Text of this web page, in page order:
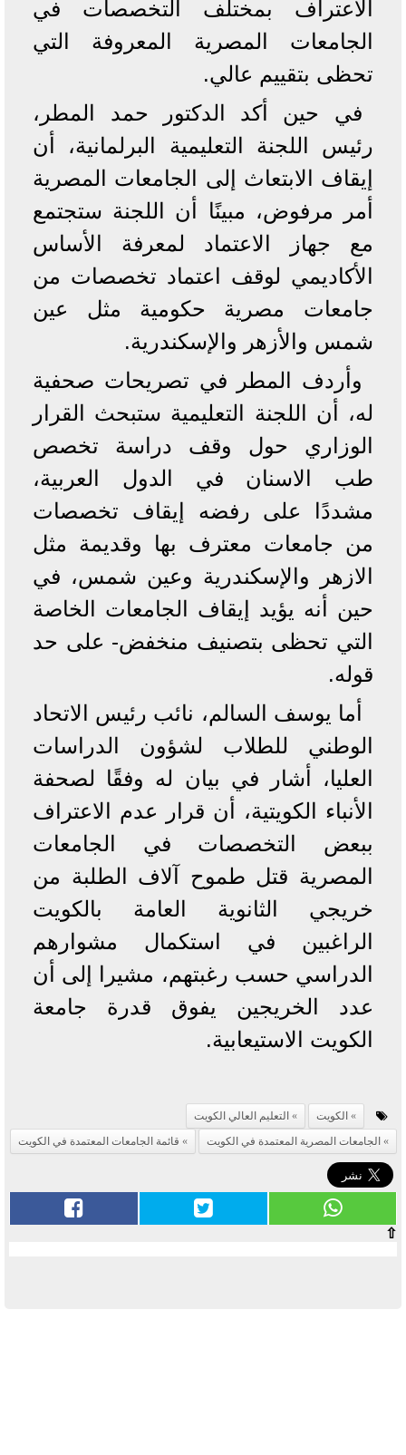
الاعتراف بمختلف التخصصات في
الجامعات المصرية المعروفة التي
تحظى بتقييم عالي.
في حين أكد الدكتور حمد المطر،
رئيس اللجنة التعليمية البرلمانية، أن
إيقاف الابتعاث إلى الجامعات المصرية
أمر مرفوض، مبينًا أن اللجنة ستجتمع
مع جهاز الاعتماد لمعرفة الأساس
الأكاديمي لوقف اعتماد تخصصات من
جامعات مصرية حكومية مثل عين
شمس والأزهر والإسكندرية.
وأردف المطر في تصريحات صحفية
له، أن اللجنة التعليمية ستبحث القرار
الوزاري حول وقف دراسة تخصص
طب الاسنان في الدول العربية،
مشددًا على رفضه إيقاف تخصصات
من جامعات معترف بها وقديمة مثل
الازهر والإسكندرية وعين شمس، في
حين أنه يؤيد إيقاف الجامعات الخاصة
التي تحظى بتصنيف منخفض- على حد
قوله.
أما يوسف السالم، نائب رئيس الاتحاد
الوطني للطلاب لشؤون الدراسات
العليا، أشار في بيان له وفقًا لصحفة
الأنباء الكويتية، أن قرار عدم الاعتراف
ببعض التخصصات في الجامعات
المصرية قتل طموح آلاف الطلبة من
خريجي الثانوية العامة بالكويت
الراغبين في استكمال مشوارهم
الدراسي حسب رغبتهم، مشيرا إلى أن
عدد الخريجين يفوق قدرة جامعة
الكويت الاستيعابية.
الكويت
التعليم العالي الكويت
الجامعات المصرية المعتمدة في الكويت
قائمة الجامعات المعتمدة في الكويت
⇧